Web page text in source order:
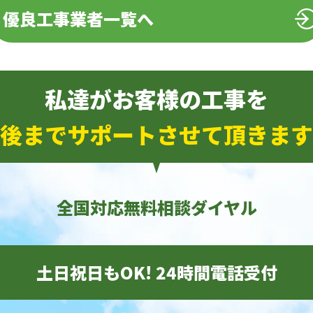
優良工事業者一覧へ
私達がお客様の工事を
までサポートさせて頂きま
全国対応無料相談ダイヤル
土日祝日もOK! 24時間電話受付